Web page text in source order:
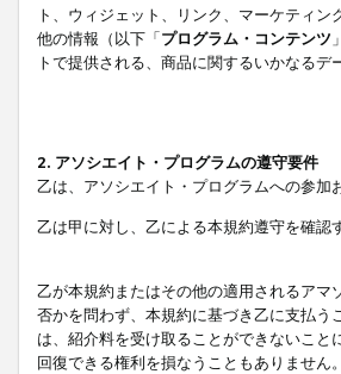
ト、ウィジェット、リンク、マーケティ
他の情報（以下「プログラム・コンテンツ
トで提供される、商品に関するいかなる
2. アソシエイト・プログラムの遵守要件
乙は、アソシエイト・プログラムへの参
乙は甲に対し、乙による本規約遵守を確
乙が本規約またはその他の適用されるア
否かを問わず、本規約に基づき乙に支払
は、紹介料を受け取ることができないこ
回復できる権利を損なうこともありません。